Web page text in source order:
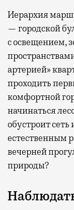
Иерархия
— городской
с освещением,
артерией»
проходить
комфортной
начинаться
обустроит
естественным
вечерней
природы?